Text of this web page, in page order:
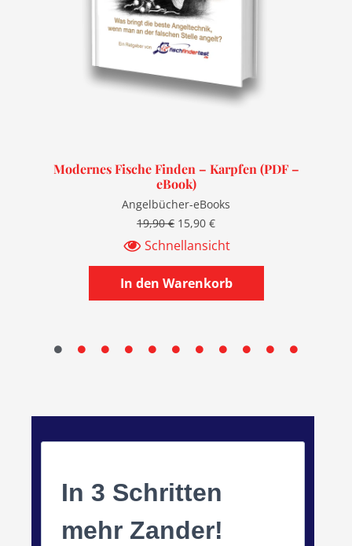
Modernes Fische Finden – Karpfen (PDF –
eBook)
Angelbücher-eBooks
19,90€ 15,90 €
Schnellansicht
In den Warenkorb
In 3 Schritten
mehr Zander!